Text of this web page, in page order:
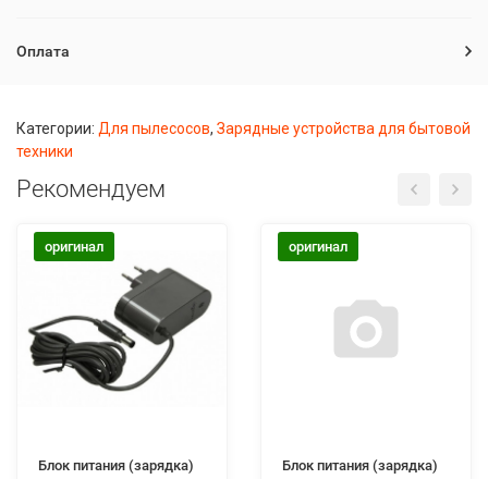
Оплата
Категории: Для пылесосов, Зарядные устройства для бытовой
техники
Рекомендуем
оригинал
Блок питания (зарядка)
оригинал
Блок питания (зарядка)